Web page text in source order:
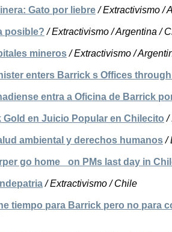
Gato por liebre/ Extractivismo /
posible? / Extractivismo / Argentina /
mineros/ Extractivismo /
enters Barrick s Offices
entra a Oficina de Barrick
Gold en Juicio Popular en Chilecito /
ambiental y derechos humanos/
go home_ on PMs last day in
/ Extractivismo / Chile
tiempo para Barrick pero no para